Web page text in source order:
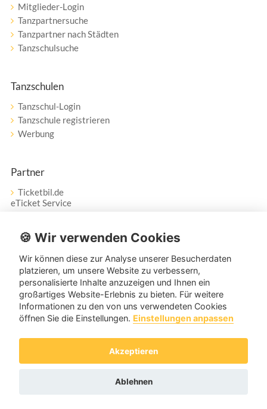
Mitglieder-Login
Tanzpartnersuche
Tanzpartner nach Städten
Tanzschulsuche
Tanzschulen
Tanzschul-Login
Tanzschule registrieren
Werbung
Partner
Ticketbil.de
eTicket Service
Vertrag widerrufen
Service
Unser Tanzpartner-Service hilft Ihnen bei Fragen und
Anregungen gerne weiter!
🍪 Wir verwenden Cookies
Wir können diese zur Analyse unserer Besucherdaten
platzieren, um unsere Website zu verbessern,
personalisierte Inhalte anzuzeigen und Ihnen ein
großartiges Website-Erlebnis zu bieten. Für weitere
Informationen zu den von uns verwendeten Cookies
öffnen Sie die Einstellungen. Einstellungen anpassen
Akzeptieren
Ablehnen